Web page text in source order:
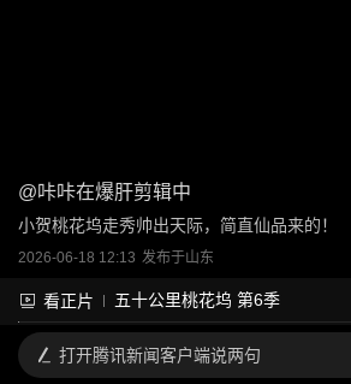
@咔咔在爆肝剪辑中
小贺桃花坞走秀帅出天际，简直仙品来的！
2026-06-18 12:13 发布于山东
看正片 五十公里桃花坞 第6季
打开腾讯新闻客户端说两句